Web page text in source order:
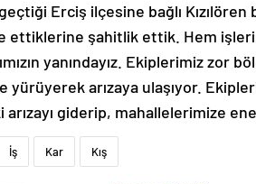
Erciş ilçesine bağlı
ettiklerine şahitlik ettik. Hem
yanındayız. Ekiplerimiz zor
yürüyerek arızaya ulaşıyor.
arızayı giderip, mahallelerimize
İş Kar Kış